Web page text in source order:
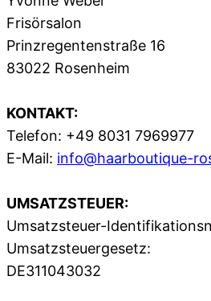
Frisörsalon
Prinzregentenstraße 16
83022 Rosenheim
KONTAKT:
Telefon: +49 8031 7969977
E-Mail: info@haarboutique-
UMSATZSTEUER:
Umsatzsteuer-
Umsatzsteuergesetz:
DE311043032